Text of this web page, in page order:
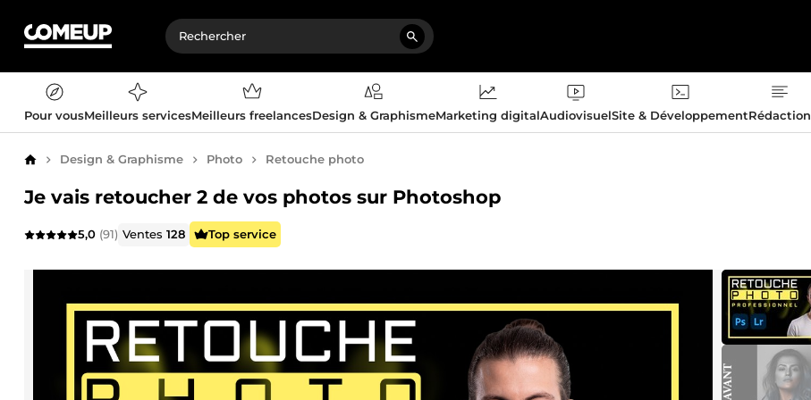
Pour vousMeilleurs servicesMeilleurs freelancesDesign & GraphismeMarketing digitalAudiovisuelSite & DéveloppementRédaction
AccueilDesign & Graphisme Photo Retouche photo
Je vais retoucher 2 de vos photos sur Photoshop
5,0 (91) Ventes128 Top service